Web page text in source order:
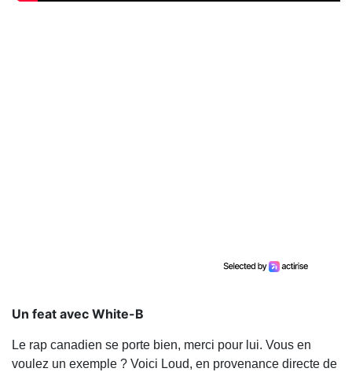
Un feat avec White-B
Le rap canadien se porte bien, merci pour lui. Vous en
voulez un exemple ? Voici Loud, en provenance directe de